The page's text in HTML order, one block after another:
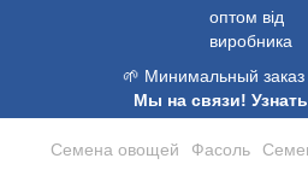
🌱 Минимальный заказ
Мы на связи!
Семена овощей Фасоль